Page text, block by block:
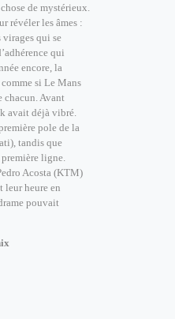
de mystérieux.
révéler les âmes :
virages qui se
qui
encore, la
comme si Le Mans
chacun. Avant
avait déjà vibré.
pole de la
tandis que
ligne.
Acosta (KTM)
leur heure en
pouvait